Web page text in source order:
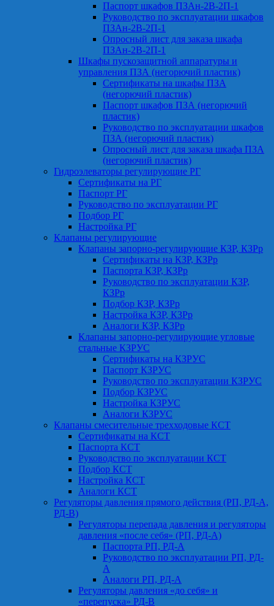
Паспорт шкафов ПЗАн-2В-2П-1
Руководство по эксплуатации шкафов
ПЗАн-2В-2П-1
Опросный лист для заказа шкафа
ПЗАн-2В-2П-1
Шкафы пускозащитной аппаратуры и
управления ПЗА (негорючий пластик)
Сертификаты на шкафы ПЗА
(негорючий пластик)
Паспорт шкафов ПЗА (негорючий
пластик)
Руководство по эксплуатации шкафов
ПЗА (негорючий пластик)
Опросный лист для заказа шкафа ПЗА
(негорючий пластик)
Гидроэлеваторы регулирующие РГ
Сертификаты на РГ
Паспорт РГ
Руководство по эксплуатации РГ
Подбор РГ
Настройка РГ
Клапаны регулирующие
Клапаны запорно-регулирующие КЗР, КЗРр
Сертификаты на КЗР, КЗРр
Паспорта КЗР, КЗРр
Руководство по эксплуатации КЗР,
КЗРр
Подбор КЗР, КЗРр
Настройка КЗР, КЗРр
Аналоги КЗР, КЗРр
Клапаны запорно-регулирующие угловые
стальные КЗРУС
Сертификаты на КЗРУС
Паспорт КЗРУС
Руководство по эксплуатации КЗРУС
Подбор КЗРУС
Настройка КЗРУС
Аналоги КЗРУС
Клапаны смесительные трехходовые КСТ
Сертификаты на КСТ
Паспорта КСТ
Руководство по эксплуатации КСТ
Подбор КСТ
Настройка КСТ
Аналоги КСТ
Регуляторы давления прямого действия (РП, РД-А,
РД-В)
Регуляторы перепада давления и регуляторы
давления «после себя» (РП, РД-А)
Паспорта РП, РД-А
Руководство по эксплуатации РП, РД-
А
Аналоги РП, РД-А
Регуляторы давления «до себя» и
«перепуска» РД-В